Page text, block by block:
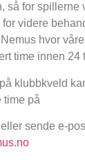
så for spillerne
videre
hvor
time innen 24
klubbkveld
time på
sende e-